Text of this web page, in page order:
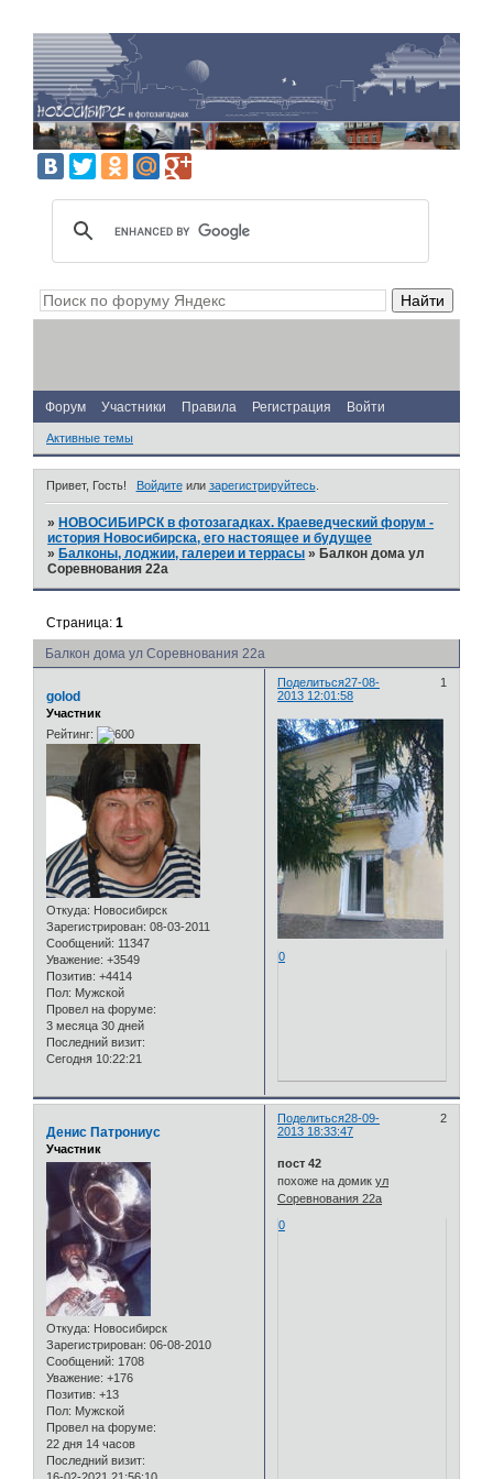
Форум Участники Правила Регистрация Войти
Активные темы
Привет, Гость! Войдитеили зарегистрируйтесь.
» НОВОСИБИРСК в фотозагадках. Краеведческий форум -
история Новосибирска, его настоящее и будущее
» Балконы, лоджии, галереи и террасы » Балкон дома ул
Соревнования 22а
Балкон дома ул Соревнования 22а
Страница:1
Поделиться 1
27-08-
2013 12:01:58
golod
Участник
Рейтинг:
Откуда: Новосибирск
Зарегистрирован: 08-03-2011
Сообщений: 11347
Уважение: +3549
Позитив: +4414
Пол: Мужской
Провел на форуме:
3 месяца 30 дней
Последний визит:
Сегодня 10:22:21
0
Поделиться 2
28-09-
2013 18:33:47
Денис Патрониус
Участник
Откуда: Новосибирск
Зарегистрирован: 06-08-2010
Сообщений: 1708
Уважение: +176
Позитив: +13
Пол: Мужской
Провел на форуме:
22 дня 14 часов
Последний визит:
пост 42
похоже на домикул
Соревнования 22а
0